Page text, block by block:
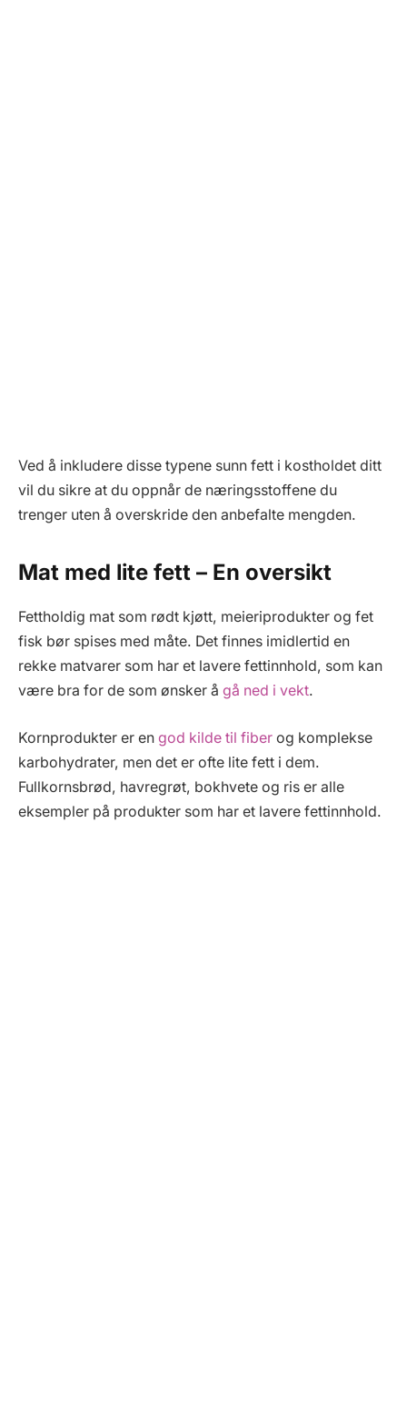
Ved å inkludere disse typene sunn fett i kostholdet ditt
vil du sikre at du oppnår de næringsstoffene du
trenger uten å overskride den anbefalte mengden.
Mat med lite fett – En oversikt
Fettholdig mat som rødt kjøtt, meieriprodukter og fet
fisk bør spises med måte. Det finnes imidlertid en
rekke matvarer som har et lavere fettinnhold, som kan
være bra for de som ønsker å gå ned i vekt.
Kornprodukter er en god kilde til fiber og komplekse
karbohydrater, men det er ofte lite fett i dem.
Fullkornsbrød, havregrøt, bokhvete og ris er alle
eksempler på produkter som har et lavere fettinnhold.